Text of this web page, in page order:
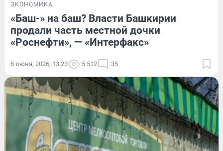
ЭКОНОМИКА
«Баш-» на баш? Власти Башкирии
продали часть местной дочки
«Роснефти», — «Интерфакс»
5 июня, 2026, 13:23 5 512 35